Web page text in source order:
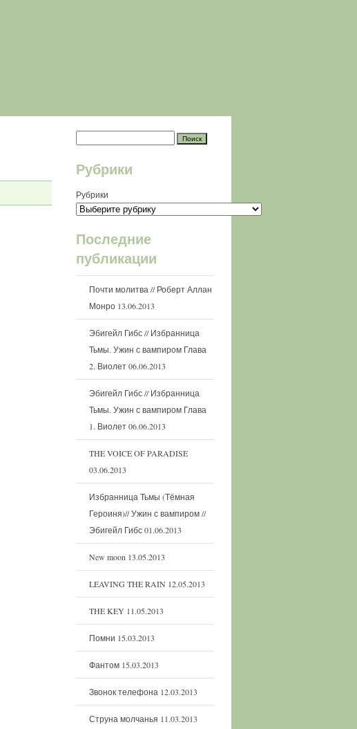
Рубрики
Рубрики
Последние
публикации
Почти молитва // Роберт Аллан
Монро 13.06.2013
Эбигейл Гибс // Избранница
Тьмы. Ужин с вампиром Глава
2. Виолет06.06.2013
Эбигейл Гибс // Избранница
Тьмы. Ужин с вампиром Глава
1. Виолет06.06.2013
THE VOICE OF PARADISE
03.06.2013
Избранница Тьмы (Тёмная
Героиня)// Ужин с вампиром //
Эбигейл Гибс01.06.2013
New moon 13.05.2013
LEAVING THE RAIN 12.05.2013
THE KEY 11.05.2013
Помни 15.03.2013
Фантом 15.03.2013
Звонок телефона 12.03.2013
Струна молчанья 11.03.2013